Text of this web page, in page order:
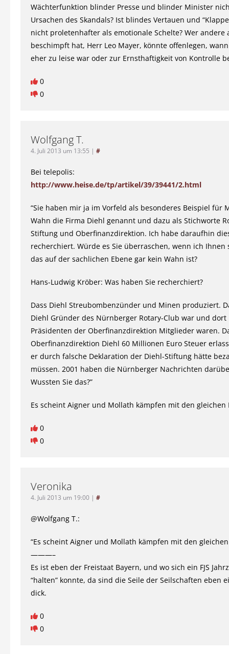
Wächterfunktion blinder Presse und blinder Minister
Ursachen des Skandals? Ist blindes Vertauen und
nicht proletenhafter als emotionale Schelte? Wer andere
beschimpft hat, Herr Leo Mayer, könnte offenlegen,
eher zu leise war oder zur Ernsthaftigkeit von Kontrolle
0
0
Wolfgang T.
4. Juli 2013 um 13:55 | #
Bei telepolis:
http://www.heise.de/tp/artikel/39/39441/2.html
“Sie haben mir ja im Vorfeld als besonderes Beispiel für
Wahn die Firma Diehl genannt und dazu als Stichworte
Stiftung und Oberfinanzdirektion. Ich habe daraufhin
recherchiert. Würde es Sie überraschen, wenn ich Ihnen
das auf der sachlichen Ebene gar kein Wahn ist?
Hans-Ludwig Kröber: Was haben Sie recherchiert?
Dass Diehl Streubombenzünder und Minen produziert.
Diehl Gründer des Nürnberger Rotary-Club war und dort
Präsidenten der Oberfinanzdirektion Mitglieder waren.
Oberfinanzdirektion Diehl 60 Millionen Euro Steuer
er durch falsche Deklaration der Diehl-Stiftung hätte
müssen. 2001 haben die Nürnberger Nachrichten
Wussten Sie das?”
Es scheint Aigner und Mollath kämpfen mit den gleichen
0
0
Veronika
4. Juli 2013 um 19:00 | #
@Wolfgang T.:
“Es scheint Aigner und Mollath kämpfen mit den gleichen
———–
Es ist eben der Freistaat Bayern, und wo sich ein FJS
“halten” konnte, da sind die Seile der Seilschaften eben
dick.
0
0